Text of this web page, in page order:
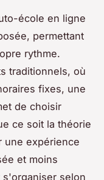
école en ligne
permettant
rythme.
traditionnels, où
fixes, une
de choisir
ce soit la théorie
une expérience
et moins
selon